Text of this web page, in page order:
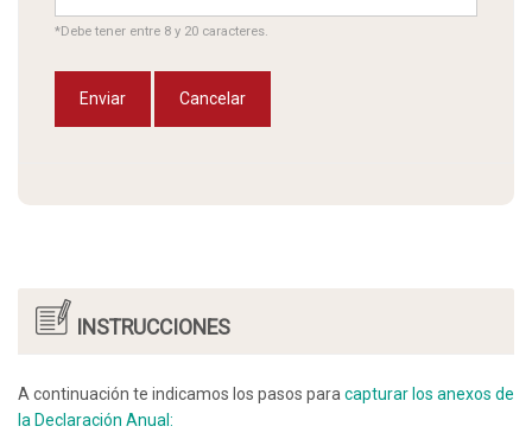
*Debe tener entre 8 y 20 caracteres.
Enviar Cancelar
INSTRUCCIONES
A continuación te indicamos los pasos para capturar los anexos de
la Declaración Anual: